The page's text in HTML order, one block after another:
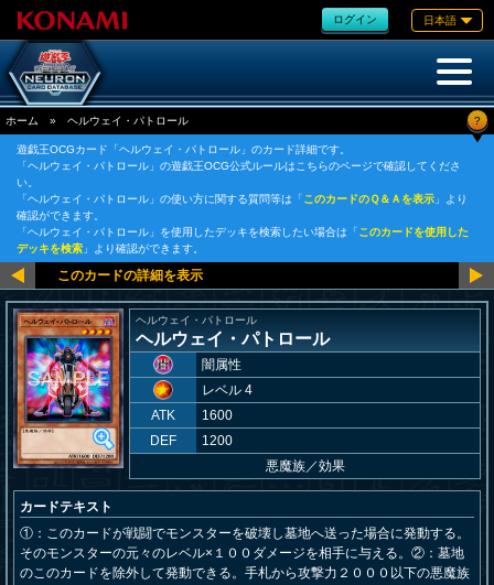
ログイン 日本語
ホーム » ヘルウェイ・パトロール ?
遊戯王OCGカード「ヘルウェイ・パトロール」のカード詳細です。
「ヘルウェイ・パトロール」の遊戯王OCG公式ルールはこちらのページで確認してくださ
い。
「ヘルウェイ・パトロール」の使い方に関する質問等は「このカードのＱ＆Ａを表示 」より
確認ができます。
「ヘルウェイ・パトロール」を使用したデッキを検索したい場合は「このカードを使用した
デッキを検索 」より確認ができます。
ヘルウェイ・パトロール
ヘルウェイ・パトロール
闇属性
レベル 4
ATK
1600
DEF
1200
悪魔族／効果
カードテキスト
①：このカードが戦闘でモンスターを破壊し墓地へ送った場合に発動する。
そのモンスターの元々のレベル×１００ダメージを相手に与える。②：墓地
のこのカードを除外して発動できる。手札から攻撃力２０００以下の悪魔族